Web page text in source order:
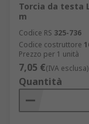
Torcia da testa
m
Codice RS 325-736
Codice costruttore
Prezzo per 1 unità
7,05 €(IVA esclusa)
Quantità